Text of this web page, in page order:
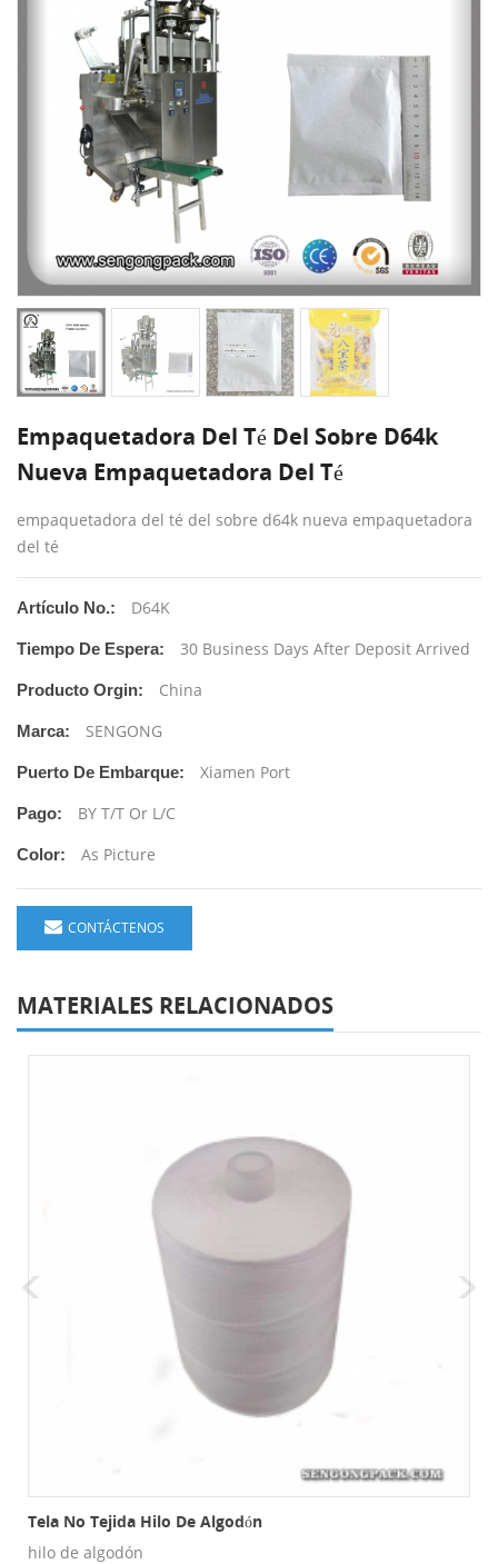
Empaquetadora Del Té Del Sobre D64k
Nueva Empaquetadora Del Té
empaquetadora del té del sobre d64k nueva empaquetadora
del té
Artículo No.: D64K
Tiempo De Espera: 30 Business Days After Deposit Arrived
Producto Orgin: China
Marca: SENGONG
Puerto De Embarque: Xiamen Port
Pago: BY T/T Or L/C
Color: As Picture
CONTÁCTENOS
MATERIALES RELACIONADOS
Tela No Tejida Hilo De Algodón
hilo de algodón